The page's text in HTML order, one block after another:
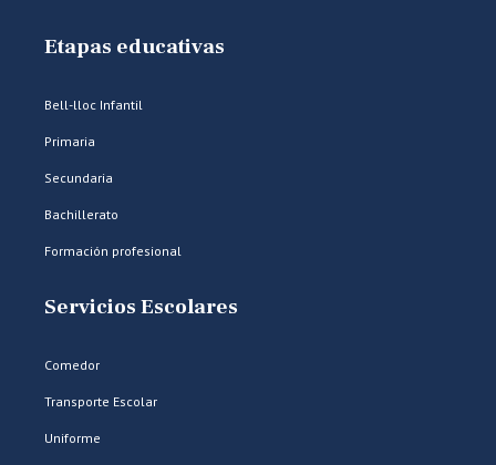
Etapas educativas
Bell-lloc Infantil
Primaria
Secundaria
Bachillerato
Formación profesional
Servicios Escolares
Comedor
Transporte Escolar
Uniforme